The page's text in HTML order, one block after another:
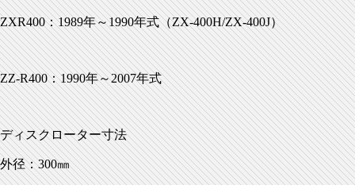
ZXR400：1989年～1990年式（ZX-400H/ZX-400J）
ZZ-R400：1990年～2007年式
ディスクローター寸法
外径：300㎜